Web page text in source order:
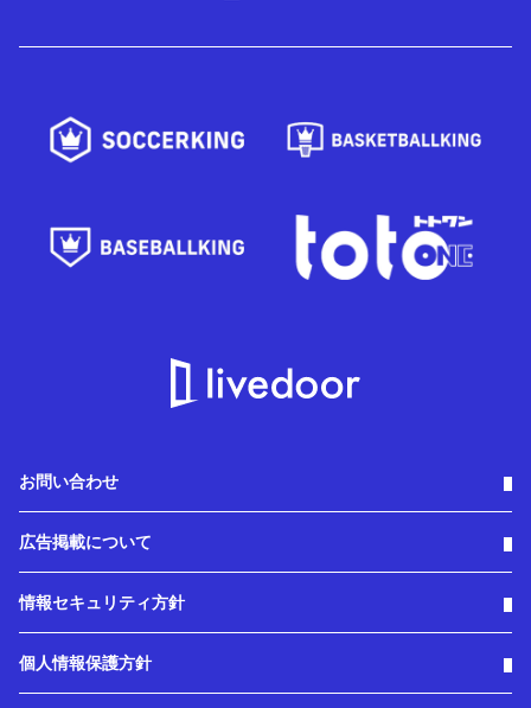
お問い合わせ
広告掲載について
情報セキュリティ方針
個人情報保護方針